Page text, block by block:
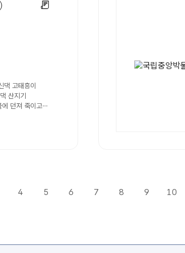
고태흥이
산지기
던져 죽이고
...
4 5 6 7 8 9 10